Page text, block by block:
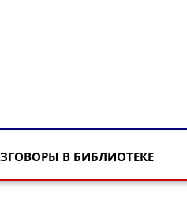
В БИБЛИОТЕКЕ